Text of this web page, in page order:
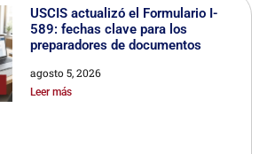
USCIS actualizó el Formulario I-
589: fechas clave para los
preparadores de documentos
agosto 5, 2026
Leer más